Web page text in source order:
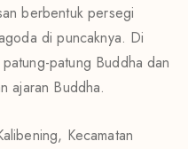
berbentuk persegi
di puncaknya. Di
patung Buddha dan
ajaran Buddha.
Kecamatan